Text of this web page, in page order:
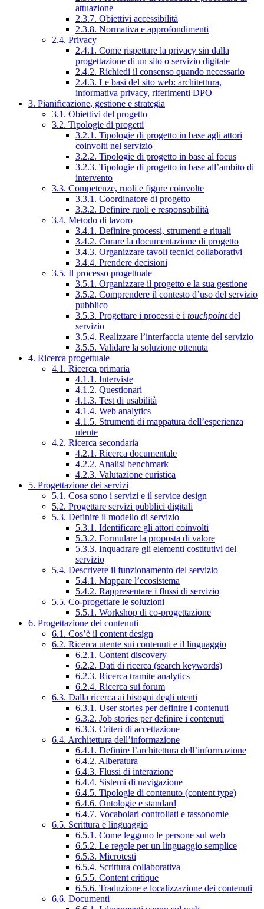
attuazione
2.3.7. Obiettivi accessibilità
2.3.8. Normativa e approfondimenti
2.4. Privacy
2.4.1. Come rispettare la privacy sin dalla
progettazione di un sito o servizio digitale
2.4.2. Richiedi il consenso quando necessario
2.4.3. Le basi del sito web: architettura,
informativa privacy, riferimenti DPO
3. Pianificazione, gestione e strategia
3.1. Obiettivi del progetto
3.2. Tipologie di progetti
3.2.1. Tipologie di progetto in base agli attori
coinvolti nel servizio
3.2.2. Tipologie di progetto in base al focus
3.2.3. Tipologie di progetto in base all’ambito di
intervento
3.3. Competenze, ruoli e figure coinvolte
3.3.1. Coordinatore di progetto
3.3.2. Definire ruoli e responsabilità
3.4. Metodo di lavoro
3.4.1. Definire processi, strumenti e rituali
3.4.2. Curare la documentazione di progetto
3.4.3. Organizzare tavoli tecnici collaborativi
3.4.4. Prendere decisioni
3.5. Il processo progettuale
3.5.1. Organizzare il progetto e la sua gestione
3.5.2. Comprendere il contesto d’uso del servizio
pubblico
3.5.3. Progettare i processi e i touchpointdel
servizio
3.5.4. Realizzare l’interfaccia utente del servizio
3.5.5. Validare la soluzione ottenuta
4. Ricerca progettuale
4.1. Ricerca primaria
4.1.1. Interviste
4.1.2. Questionari
4.1.3. Test di usabilità
4.1.4. Web analytics
4.1.5. Strumenti di mappatura dell’esperienza
utente
4.2. Ricerca secondaria
4.2.1. Ricerca documentale
4.2.2. Analisi benchmark
4.2.3. Valutazione euristica
5. Progettazione dei servizi
5.1. Cosa sono i servizi e il service design
5.2. Progettare servizi pubblici digitali
5.3. Definire il modello di servizio
5.3.1. Identificare gli attori coinvolti
5.3.2. Formulare la proposta di valore
5.3.3. Inquadrare gli elementi costitutivi del
servizio
5.4. Descrivere il funzionamento del servizio
5.4.1. Mappare l’ecosistema
5.4.2. Rappresentare i flussi di servizio
5.5. Co-progettare le soluzioni
5.5.1. Workshop di co-progettazione
6. Progettazione dei contenuti
6.1. Cos’è il content design
6.2. Ricerca utente sui contenuti e il linguaggio
6.2.1. Content discovery
6.2.2. Dati di ricerca (search keywords)
6.2.3. Ricerca tramite analytics
6.2.4. Ricerca sui forum
6.3. Dalla ricerca ai bisogni degli utenti
6.3.1. User stories per definire i contenuti
6.3.2. Job stories per definire i contenuti
6.3.3. Criteri di accettazione
6.4. Architettura dell’informazione
6.4.1. Definire l’architettura dell’informazione
6.4.2. Alberatura
6.4.3. Flussi di interazione
6.4.4. Sistemi di navigazione
6.4.5. Tipologie di contenuto (content type)
6.4.6. Ontologie e standard
6.4.7. Vocabolari controllati e tassonomie
6.5. Scrittura e linguaggio
6.5.1. Come leggono le persone sul web
6.5.2. Le regole per un linguaggio semplice
6.5.3. Microtesti
6.5.4. Scrittura collaborativa
6.5.5. Content critique
6.5.6. Traduzione e localizzazione dei contenuti
6.6. Documenti